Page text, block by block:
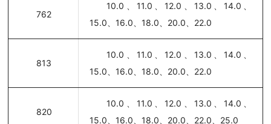
762
10.0、11.0、12.0、13.0、14.0、
15.0、16.0、18.0、20.0、22.0
813
10.0、11.0、12.0、13.0、14.0、
15.0、16.0、18.0、20.0、22.0
820
10.0、11.0、12.0、13.0、14.0、
15.0、16.0、18.0、20.0、22.0、25.0